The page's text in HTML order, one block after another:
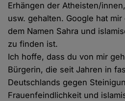
Erhängen der Atheisten/
usw. gehalten. Google hat
dem Namen Sahra und
zu finden ist.
Ich hoffe, dass du von mir
Bürgerin, die seit Jahren in
Deutschlands gegen
Frauenfeindlichkeit und